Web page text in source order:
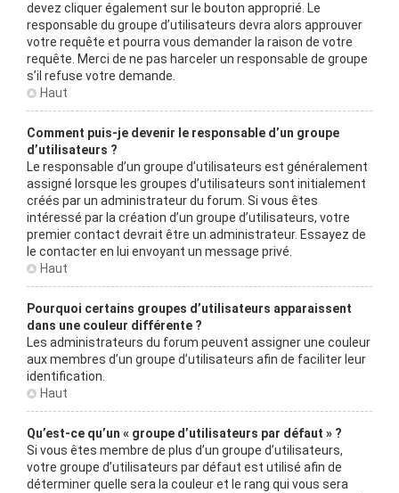
devez cliquer également sur le bouton approprié. Le
responsable du groupe d’utilisateurs devra alors approuver
votre requête et pourra vous demander la raison de votre
requête. Merci de ne pas harceler un responsable de groupe
s’il refuse votre demande.
Haut
Comment puis-je devenir le responsable d’un groupe
d’utilisateurs ?
Le responsable d’un groupe d’utilisateurs est généralement
assigné lorsque les groupes d’utilisateurs sont initialement
créés par un administrateur du forum. Si vous êtes
intéressé par la création d’un groupe d’utilisateurs, votre
premier contact devrait être un administrateur. Essayez de
le contacter en lui envoyant un message privé.
Haut
Pourquoi certains groupes d’utilisateurs apparaissent
dans une couleur différente ?
Les administrateurs du forum peuvent assigner une couleur
aux membres d’un groupe d’utilisateurs afin de faciliter leur
identification.
Haut
Qu’est-ce qu’un « groupe d’utilisateurs par défaut » ?
Si vous êtes membre de plus d’un groupe d’utilisateurs,
votre groupe d’utilisateurs par défaut est utilisé afin de
déterminer quelle sera la couleur et le rang qui vous sera